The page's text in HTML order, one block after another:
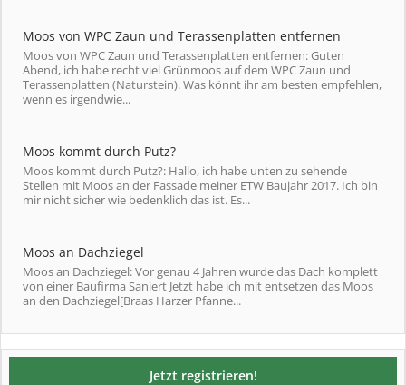
Moos von WPC Zaun und Terassenplatten entfernen
Moos von WPC Zaun und Terassenplatten entfernen: Guten
Abend, ich habe recht viel Grünmoos auf dem WPC Zaun und
Terassenplatten (Naturstein). Was könnt ihr am besten empfehlen,
wenn es irgendwie...
Moos kommt durch Putz?
Moos kommt durch Putz?: Hallo, ich habe unten zu sehende
Stellen mit Moos an der Fassade meiner ETW Baujahr 2017. Ich bin
mir nicht sicher wie bedenklich das ist. Es...
Moos an Dachziegel
Moos an Dachziegel: Vor genau 4 Jahren wurde das Dach komplett
von einer Baufirma Saniert Jetzt habe ich mit entsetzen das Moos
an den Dachziegel[Braas Harzer Pfanne...
Jetzt registrieren!